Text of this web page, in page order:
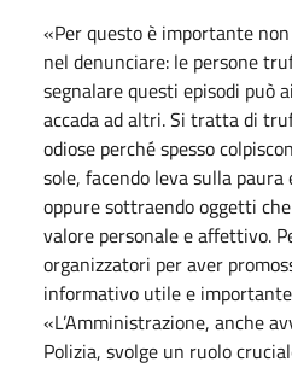
«Per questo è importante
nel denunciare: le persone
segnalare questi episodi può
accada ad altri. Si tratta di
odiose perché spesso
sole, facendo leva sulla
oppure sottraendo oggetti
valore personale e affettivo.
organizzatori per aver
informativo utile e
«L’Amministrazione, anche
Polizia, svolge un ruolo